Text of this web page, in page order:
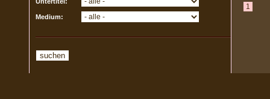
Medium:
1